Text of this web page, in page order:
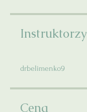
Instruktorzy
drbelimenko9
Cena